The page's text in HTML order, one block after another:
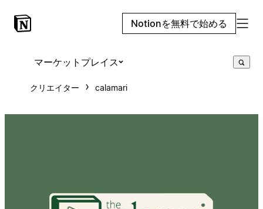
Notionを無料で始める
マーケットプレイス
クリエイター calamari